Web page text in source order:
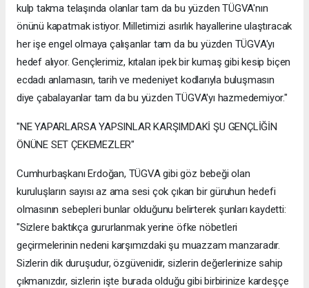
kulp takma telaşında olanlar tam da bu yüzden TÜGVA'nın
önünü kapatmak istiyor. Milletimizi asırlık hayallerine ulaştıracak
her işe engel olmaya çalışanlar tam da bu yüzden TÜGVA'yı
hedef alıyor. Gençlerimiz, kıtaları ipek bir kumaş gibi kesip biçen
ecdadı anlamasın, tarih ve medeniyet kodlarıyla buluşmasın
diye çabalayanlar tam da bu yüzden TÜGVA'yı hazmedemiyor."
"NE YAPARLARSA YAPSINLAR KARŞIMDAKİ ŞU GENÇLİĞİN
ÖNÜNE SET ÇEKEMEZLER"
Cumhurbaşkanı Erdoğan, TÜGVA gibi göz bebeği olan
kuruluşların sayısı az ama sesi çok çıkan bir güruhun hedefi
olmasının sebepleri bunlar olduğunu belirterek şunları kaydetti:
"Sizlere baktıkça gururlanmak yerine öfke nöbetleri
geçirmelerinin nedeni karşımızdaki şu muazzam manzaradır.
Sizlerin dik duruşudur, özgüvenidir, sizlerin değerlerinize sahip
çıkmanızdır, sizlerin işte burada olduğu gibi birbirinize kardeşçe